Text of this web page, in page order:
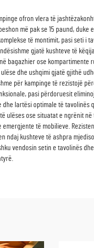
ofron vlera të
më pak se 15 paund,
të montimit, pasi seti i
gjatë kushteve të
bagazhier ose
dhe ushqimi gjatë gjithë
për kampinge të rezistojë
pasi përdoruesit
lartësi optimale të
ulëses ose situatat e ngrënit
të mobilieve.
ndaj kushteve të ashpra
vendosin setin e tavolinës